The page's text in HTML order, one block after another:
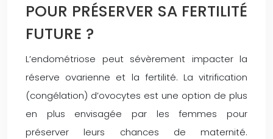
POUR PRÉSERVER SA FERTILITÉ
FUTURE ?
L’endométriose peut sévèrement impacter la
réserve ovarienne et la fertilité. La vitrification
(congélation) d’ovocytes est une option de plus
en plus envisagée par les femmes pour
préserver leurs chances de maternité.